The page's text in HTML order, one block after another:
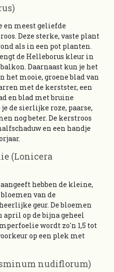
en meest geliefde
Deze sterke, vaste plant
als in een pot planten.
de Helleborus kleur in
Daarnaast kun je het
het mooie, groene blad van
met de kerstster, een
en blad met bruine
de sierlijke roze, paarse,
nog beter. De kerstroos
en een handje
(Lonicera
hebben de kleine,
van de
geur. De bloemen
april op de bijna geheel
wordt zo'n 1,5 tot
op een plek met
nudiflorum)